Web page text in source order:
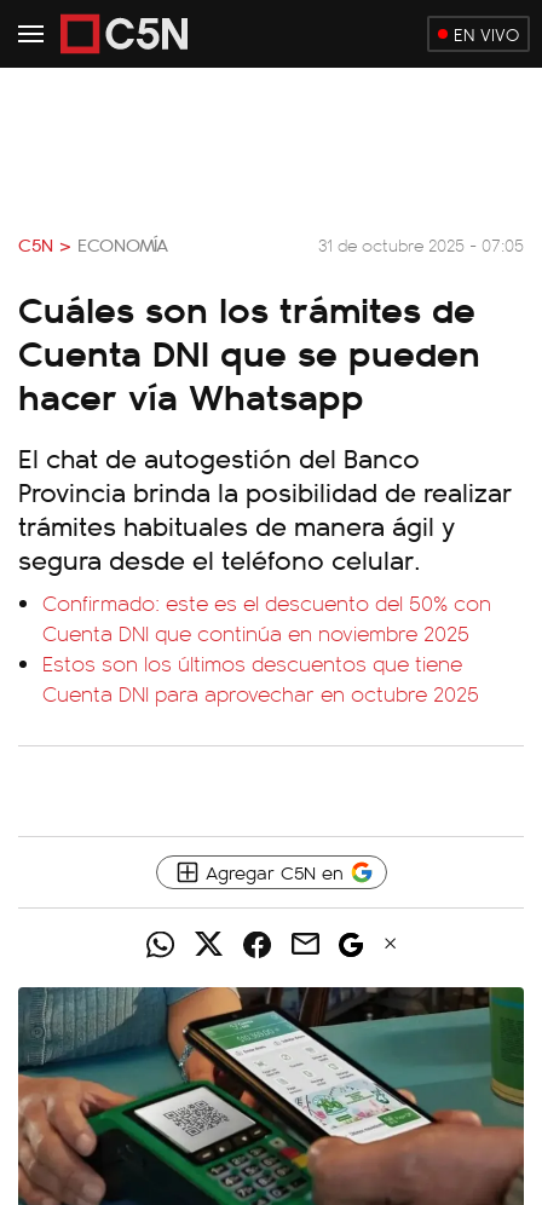
EN VIVO
C5N > ECONOMÍA 31 de octubre 2025 - 07:05
Cuáles son los trámites de
Cuenta DNI que se pueden
hacer vía Whatsapp
El chat de autogestión del Banco
Provincia brinda la posibilidad de realizar
trámites habituales de manera ágil y
segura desde el teléfono celular.
Confirmado: este es el descuento del 50% con
Cuenta DNI que continúa en noviembre 2025
Estos son los últimos descuentos que tiene
Cuenta DNI para aprovechar en octubre 2025
Agregar C5N en